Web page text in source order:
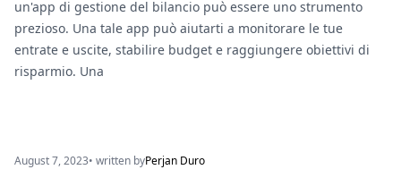
un'app di gestione del bilancio può essere uno strumento
prezioso. Una tale app può aiutarti a monitorare le tue
entrate e uscite, stabilire budget e raggiungere obiettivi di
risparmio. Una
August 7, 2023• written byPerjan Duro